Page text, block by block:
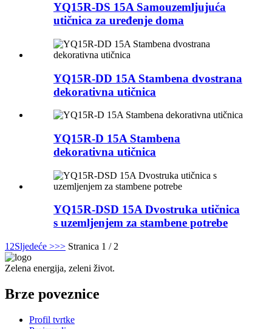
YQ15R-DS 15A Samouzemljujuća
utičnica za uređenje doma
YQ15R-DD 15A Stambena dvostrana
dekorativna utičnica
YQ15R-D 15A Stambena
dekorativna utičnica
YQ15R-DSD 15A Dvostruka utičnica
s uzemljenjem za stambene potrebe
1 2Sljedeće >>> Stranica 1 / 2
Zelena energija, zeleni život.
Brze poveznice
Profil tvrtke